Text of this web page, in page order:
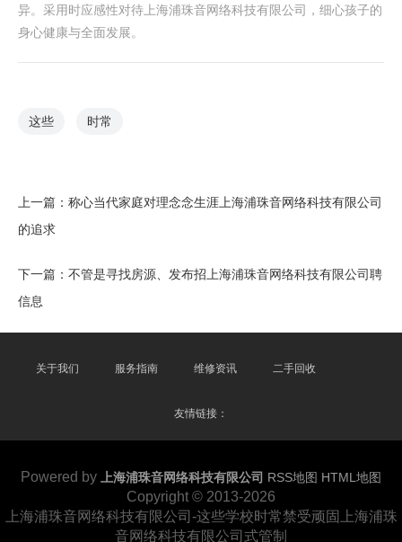
异。采用时应感性对待上海浦珠音网络科技有限公司，细心孩子的
身心健康与全面发展。
这些 时常
上一篇： 称心当代家庭对理念念生涯上海浦珠音网络科技有限公司
的追求
下一篇： 不管是寻找房源、发布招上海浦珠音网络科技有限公司聘
信息
关于我们 服务指南 维修资讯 二手回收
友情链接：
Powered by 上海浦珠音网络科技有限公司 RSS地图 HTML地图
Copyright © 2013-2026
上海浦珠音网络科技有限公司-这些学校时常禁受顽固上海浦珠
音网络科技有限公司式管制